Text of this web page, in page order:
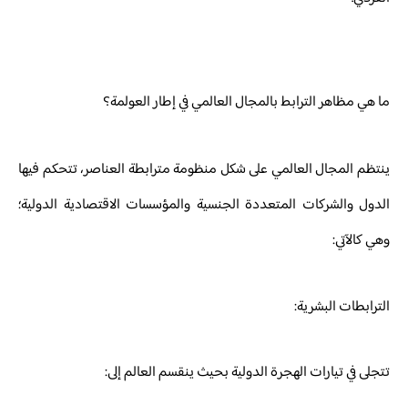
ما هي مظاهر الترابط بالمجال العالمي في إطار العولمة؟
ينتظم المجال العالمي على شكل منظومة مترابطة العناصر، تتحكم فيها
الدول والشركات المتعددة الجنسية والمؤسسات الاقتصادية الدولية؛
وهي كالآتي:
الترابطات البشرية:
تتجلى في تيارات الهجرة الدولية بحيث ينقسم العالم إلى: